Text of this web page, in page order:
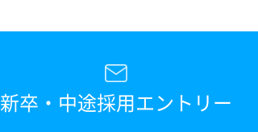
新卒・中途採用エントリー